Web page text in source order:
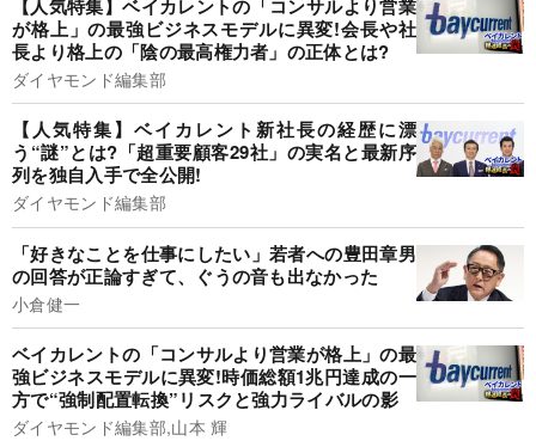
【人気特集】ベイカレントの「コンサルより営業
が格上」の最強ビジネスモデルに異変!会長や社
長より格上の「陰の最高権力者」の正体とは?
ダイヤモンド編集部
【人気特集】ベイカレント新社長の経歴に漂
う“謎”とは?「超重要顧客29社」の実名と最新序
列を独自入手で全公開!
ダイヤモンド編集部
「好きなことを仕事にしたい」若者への豊田章男
の回答が正論すぎて、ぐうの音も出なかった
小倉健一
ベイカレントの「コンサルより営業が格上」の最
強ビジネスモデルに異変!時価総額1兆円達成の一
方で“強制配置転換”リスクと強力ライバルの影
ダイヤモンド編集部,山本 輝